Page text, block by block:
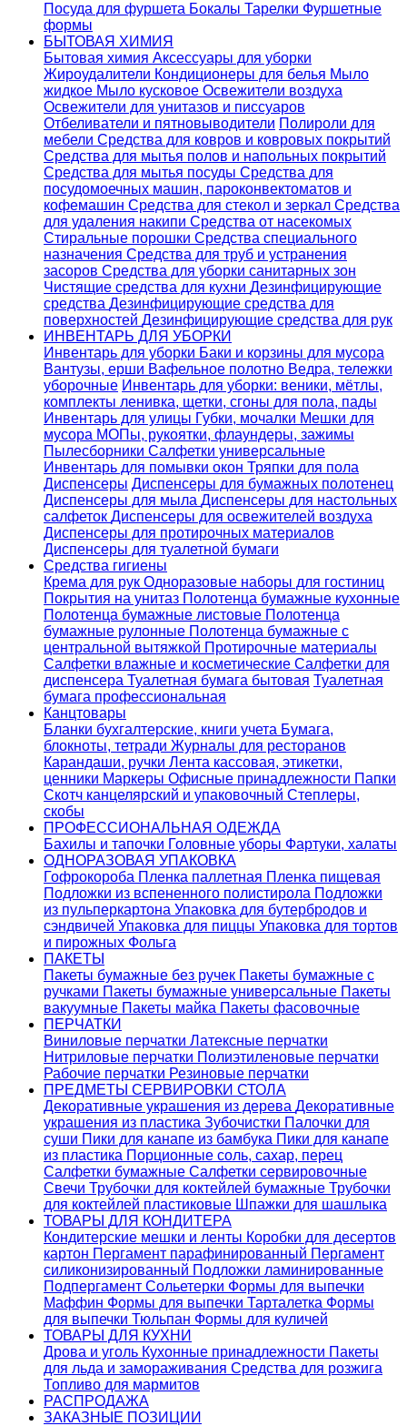
Посуда для фуршета Бокалы Тарелки Фуршетные
формы
БЫТОВАЯ ХИМИЯ
Бытовая химия Аксессуары для уборки
Жироудалители Кондиционеры для белья Мыло
жидкое Мыло кусковое Освежители воздуха
Освежители для унитазов и писсуаров
Отбеливатели и пятновыводители Полироли для
мебели Средства для ковров и ковровых покрытий
Средства для мытья полов и напольных покрытий
Средства для мытья посуды Средства для
посудомоечных машин, пароконвектоматов и
кофемашин Средства для стекол и зеркал Средства
для удаления накипи Средства от насекомых
Стиральные порошки Cредства специального
назначения Средства для труб и устранения
засоров Средства для уборки санитарных зон
Чистящие средства для кухни Дезинфицирующие
средства Дезинфицирующие средства для
поверхностей Дезинфицирующие средства для рук
ИНВЕНТАРЬ ДЛЯ УБОРКИ
Инвентарь для уборки Баки и корзины для мусора
Вантузы, ерши Вафельное полотно Ведра, тележки
уборочные Инвентарь для уборки: веники, мётлы,
комплекты ленивка, щетки, сгоны для пола, пады
Инвентарь для улицы Губки, мочалки Мешки для
мусора МОПы, рукоятки, флаундеры, зажимы
Пылесборники Салфетки универсальные
Инвентарь для помывки окон Тряпки для пола
Диспенсеры Диспенсеры для бумажных полотенец
Диспенсеры для мыла Диспенсеры для настольных
салфеток Диспенсеры для освежителей воздуха
Диспенсеры для протирочных материалов
Диспенсеры для туалетной бумаги
Средства гигиены
Крема для рук Одноразовые наборы для гостиниц
Покрытия на унитаз Полотенца бумажные кухонные
Полотенца бумажные листовые Полотенца
бумажные рулонные Полотенца бумажные с
центральной вытяжкой Протирочные материалы
Салфетки влажные и косметические Салфетки для
диспенсера Туалетная бумага бытовая Туалетная
бумага профессиональная
Канцтовары
Бланки бухгалтерские, книги учета Бумага,
блокноты, тетради Журналы для ресторанов
Карандаши, ручки Лента кассовая, этикетки,
ценники Маркеры Офисные принадлежности Папки
Скотч канцелярский и упаковочный Степлеры,
скобы
ПРОФЕССИОНАЛЬНАЯ ОДЕЖДА
Бахилы и тапочки Головные уборы Фартуки, халаты
ОДНОРАЗОВАЯ УПАКОВКА
Гофрокороба Пленка паллетная Пленка пищевая
Подложки из вспененного полистирола Подложки
из пульперкартона Упаковка для бутербродов и
сэндвичей Упаковка для пиццы Упаковка для тортов
и пирожных Фольга
ПАКЕТЫ
Пакеты бумажные без ручек Пакеты бумажные с
ручками Пакеты бумажные универсальные Пакеты
вакуумные Пакеты майка Пакеты фасовочные
ПЕРЧАТКИ
Виниловые перчатки Латексные перчатки
Нитриловые перчатки Полиэтиленовые перчатки
Рабочие перчатки Резиновые перчатки
ПРЕДМЕТЫ СЕРВИРОВКИ СТОЛА
Декоративные украшения из дерева Декоративные
украшения из пластика Зубочистки Палочки для
суши Пики для канапе из бамбука Пики для канапе
из пластика Порционные соль, сахар, перец
Салфетки бумажные Салфетки сервировочные
Свечи Трубочки для коктейлей бумажные Трубочки
для коктейлей пластиковые Шпажки для шашлыка
ТОВАРЫ ДЛЯ КОНДИТЕРА
Кондитерские мешки и ленты Коробки для десертов
картон Пергамент парафинированный Пергамент
силиконизированный Подложки ламинированные
Подпергамент Сольетерки Формы для выпечки
Маффин Формы для выпечки Тарталетка Формы
для выпечки Тюльпан Формы для куличей
ТОВАРЫ ДЛЯ КУХНИ
Дрова и уголь Кухонные принадлежности Пакеты
для льда и замораживания Средства для розжига
Топливо для мармитов
РАСПРОДАЖА
ЗАКАЗНЫЕ ПОЗИЦИИ